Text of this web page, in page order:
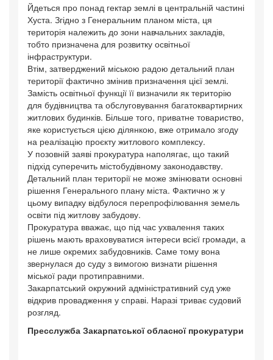
Йдеться про понад гектар землі в центральній частині
Хуста. Згідно з Генеральним планом міста, ця
територія належить до зони навчальних закладів,
тобто призначена для розвитку освітньої
інфраструктури.
Втім, затверджений міською радою детальний план
території фактично змінив призначення цієї землі.
Замість освітньої функції її визначили як територію
для будівництва та обслуговування багатоквартирних
житлових будинків. Більше того, приватне товариство,
яке користується цією ділянкою, вже отримало згоду
на реалізацію проєкту житлового комплексу.
У позовній заяві прокуратура наполягає, що такий
підхід суперечить містобудівному законодавству.
Детальний план території не може змінювати основні
рішення Генерального плану міста. Фактично ж у
цьому випадку відбулося перепрофілювання земель
освіти під житлову забудову.
Прокуратура вважає, що під час ухвалення таких
рішень мають враховуватися інтереси всієї громади, а
не лише окремих забудовників. Саме тому вона
звернулася до суду з вимогою визнати рішення
міської ради протиправними.
Закарпатський окружний адміністративний суд уже
відкрив провадження у справі. Наразі триває судовий
розгляд.
Пресслужба Закарпатської обласної прокуратури